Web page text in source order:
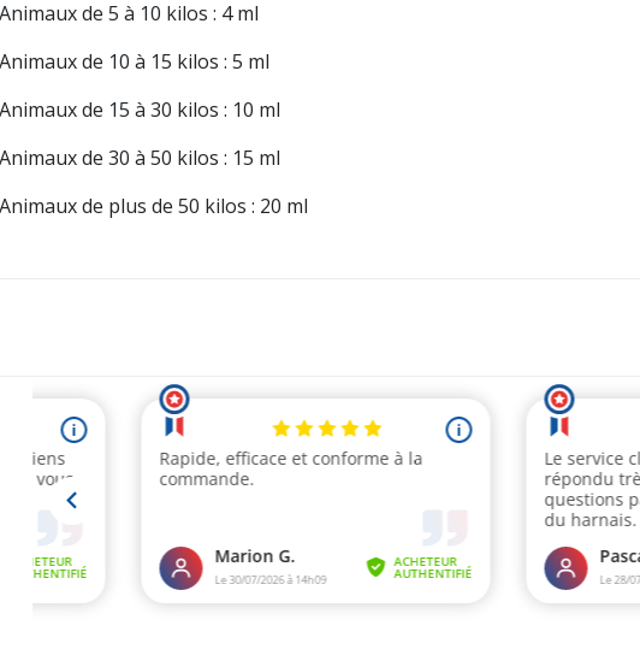
Animaux de 5 à 10 kilos : 4 ml
Animaux de 10 à 15 kilos : 5 ml
Animaux de 15 à 30 kilos : 10 ml
Animaux de 30 à 50 kilos : 15 ml
Animaux de plus de 50 kilos : 20 ml